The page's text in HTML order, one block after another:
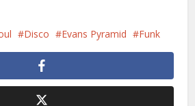
Disco Evans Pyramid Funk